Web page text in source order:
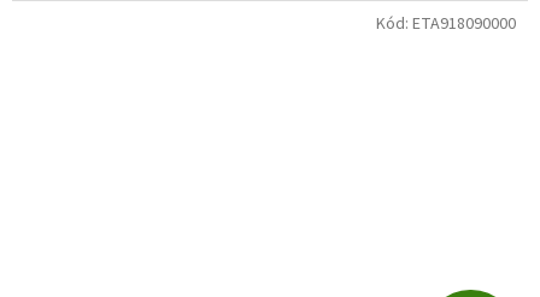
Kód: ETA918090000